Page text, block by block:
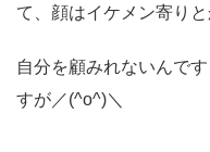
て、顔はイケメン寄りと
自分を顧みれないんで
すが／(^o^)＼